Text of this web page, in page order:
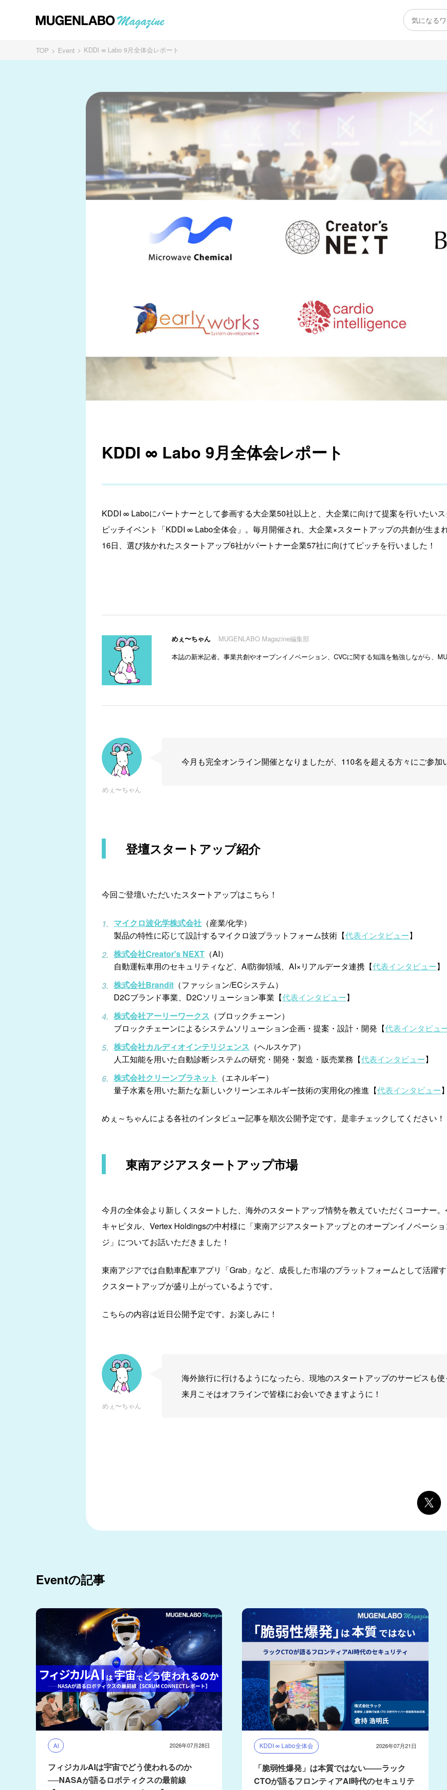
TOP Event KDDI ∞ Labo 9月全体会レポート
KDDI ∞ Labo 9月全体会レポート
KDDI ∞ Laboにパートナーとして参画する大企業50社以上と、大企業に向けて提案を行いたい
ピッチイベント「KDDI ∞ Labo全体会」。毎月開催され、大企業×スタートアップの共創が生ま
16日、選び抜かれたスタートアップ6社がパートナー企業57社に向けてピッチを行いました！
めぇ〜ちゃん
MUGENLABO Magazine編集部
本誌の新米記者。事業共創やオープンイノベーション、CVCに関する知識を勉強しながら、
めぇ〜ちゃん
今月も完全オンライン開催となりましたが、110名を超える方々にご参加
登壇スタートアップ紹介
今回ご登壇いただいたスタートアップはこちら！
マイクロ波化学株式会社 （産業/化学）
製品の特性に応じて設計するマイクロ波プラットフォーム技術【代表インタビュー】
株式会社Creator's NEXT （AI）
自動運転車用のセキュリティなど、AI防御領域、AI×リアルデータ連携【代表インタビュー】
株式会社Brandit （ファッション/ECシステム）
D2Cブランド事業、D2Cソリューション事業【代表インタビュー】
株式会社アーリーワークス （ブロックチェーン）
ブロックチェーンによるシステムソリューション企画・提案・設計・開発【代表インタビュ
株式会社カルディオインテリジェンス （ヘルスケア）
人工知能を用いた自動診断システムの研究・開発・製造・販売業務【代表インタビュー】
株式会社クリーンプラネット （エネルギー）
量子水素を用いた新たな新しいクリーンエネルギー技術の実用化の推進【代表インタビュー】
めぇ～ちゃんによる各社のインタビュー記事を順次公開予定です。是非チェックしてください！
東南アジアスタートアップ市場
今月の全体会より新しくスタートした、海外のスタートアップ情勢を教えていただくコーナー
キャピタル、Vertex Holdingsの中村様に「東南アジアスタートアップとのオープンイノベーシ
ジ」についてお話いただきました！
東南アジアでは自動車配車アプリ「Grab」など、成長した市場のプラットフォームとして活躍
クスタートアップが盛り上がっているようです。
こちらの内容は近日公開予定です。お楽しみに！
めぇ〜ちゃん
海外旅行に行けるようになったら、現地のスタートアップのサービスも使
来月こそはオフラインで皆様にお会いできますように！
Eventの記事
AI 2026年07月28日
フィジカルAIは宇宙でどう使われるのか
──NASAが語るロボティクスの最前線
KDDI ∞ Labo全体会 2026年07月21日
「脆弱性爆発」は本質ではない――ラック
CTOが語るフロンティアAI時代のセキュリテ